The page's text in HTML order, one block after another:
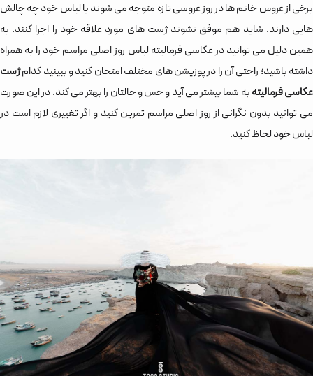
برخی از عروس خانم ها در روز عروسی تازه متوجه می شوند با لباس خود چه چالش
هایی دارند. شاید هم موفق نشوند ژست های مورد علاقه خود را اجرا کنند. به
همین دلیل می توانید در عکاسی فرمالیته لباس روز اصلی مراسم خود را به همراه
داشته باشید؛ راحتی آن را در پوزیشن های مختلف امتحان کنید و ببینید کدامژست
عکاسی فرمالیتهبه شما بیشتر می آید و حس و حالتان را بهتر می کند. در این صورت
می توانید بدون نگرانی از روز اصلی مراسم تمرین کنید و اگر تغییری لازم است در
لباس خود لحاظ کنید.